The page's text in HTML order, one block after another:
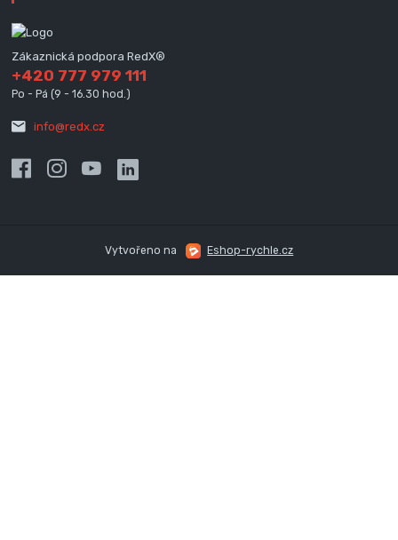
Zákaznická podpora RedX®
+420 777 979 111
Po - Pá (9 - 16.30 hod.)
info@redx.cz
Vytvořeno na Eshop-rychle.cz